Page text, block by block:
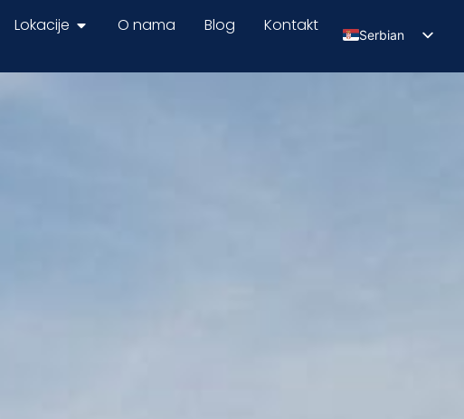
Lokacije O nama Blog Kontakt
Serbian